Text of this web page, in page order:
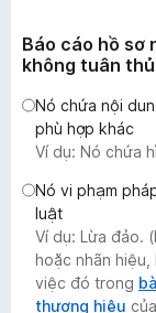
Báo cáo hồ sơ
không tuân thủ
Nó chứa nội
phù hợp khác
Ví dụ: Nó chứa
Nó vi phạm
luật
Ví dụ: Lừa đảo.
hoặc nhãn
việc đó trong
thương hiệu